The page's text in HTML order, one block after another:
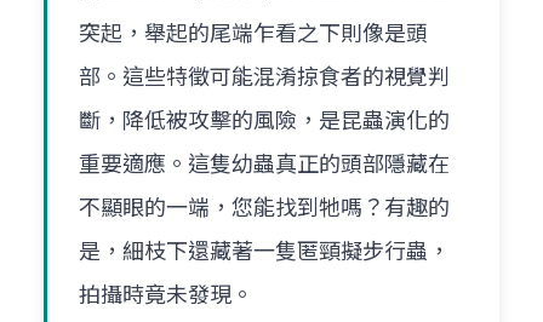
突起，舉起的尾端乍看之下則像是頭
部。這些特徵可能混淆掠食者的視覺判
斷，降低被攻擊的風險，是昆蟲演化的
重要適應。這隻幼蟲真正的頭部隱藏在
不顯眼的一端，您能找到牠嗎？有趣的
是，細枝下還藏著一隻匿頸擬步行蟲，
拍攝時竟未發現。